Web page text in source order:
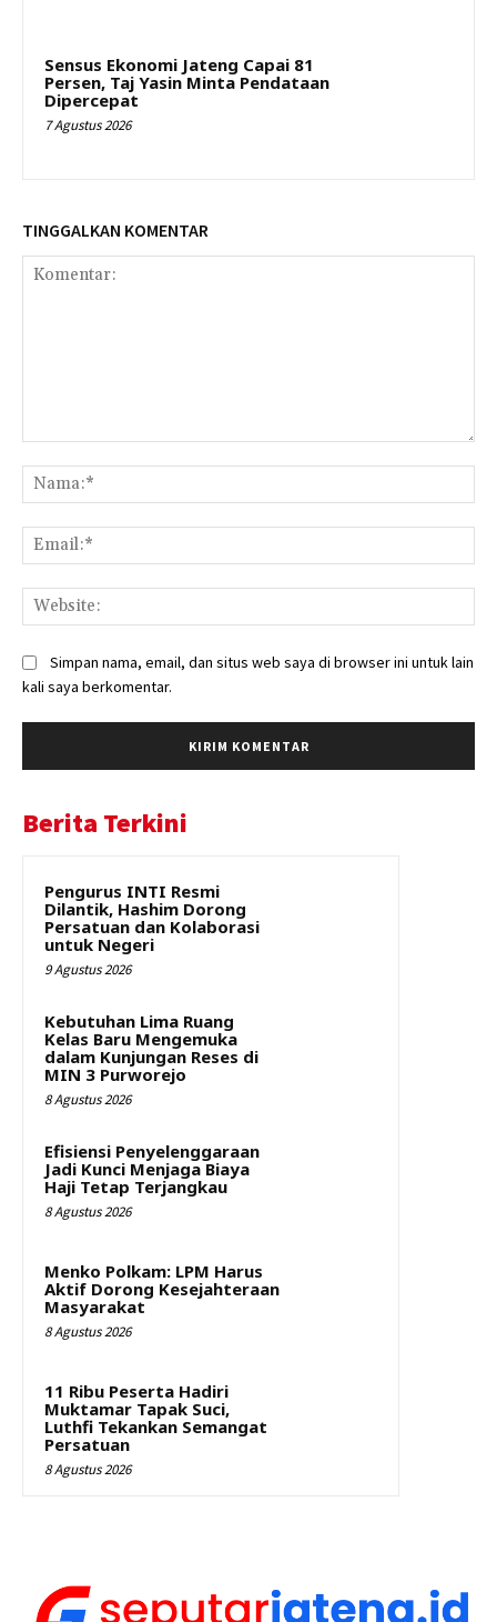
Sensus Ekonomi Jateng Capai 81
Persen, Taj Yasin Minta Pendataan
Dipercepat
7 Agustus 2026
TINGGALKAN KOMENTAR
Simpan nama, email, dan situs web saya di browser ini untuk lain
kali saya berkomentar.
Berita Terkini
Pengurus INTI Resmi
Dilantik, Hashim Dorong
Persatuan dan Kolaborasi
untuk Negeri
9 Agustus 2026
Kebutuhan Lima Ruang
Kelas Baru Mengemuka
dalam Kunjungan Reses di
MIN 3 Purworejo
8 Agustus 2026
Efisiensi Penyelenggaraan
Jadi Kunci Menjaga Biaya
Haji Tetap Terjangkau
8 Agustus 2026
Menko Polkam: LPM Harus
Aktif Dorong Kesejahteraan
Masyarakat
8 Agustus 2026
11 Ribu Peserta Hadiri
Muktamar Tapak Suci,
Luthfi Tekankan Semangat
Persatuan
8 Agustus 2026